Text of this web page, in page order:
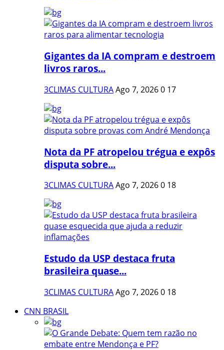
Gigantes da IA compram e destroem
livros raros...
3CLIMAS CULTURAAgo 7, 20260 17
Nota da PF atropelou trégua e expôs
disputa sobre...
3CLIMAS CULTURAAgo 7, 20260 18
Estudo da USP destaca fruta
brasileira quase...
3CLIMAS CULTURAAgo 7, 20260 18
CNN BRASIL